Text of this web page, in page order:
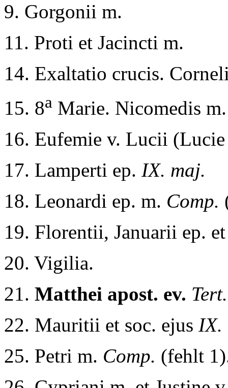
9. Gorgonii m.
11. Proti et Jacincti m.
14. Exaltatio crucis.
15. 8a Marie. Nicomedis
16. Eufemie v. Lucii
17. Lamperti ep. IX. maj.
18. Leonardi ep. m. Comp.
19. Florentii, Januarii ep.
20. Vigilia.
21. Matthei apost. ev. Tert.
22. Mauritii et soc. ejus IX.
25. Petri m. Comp. (fehlt